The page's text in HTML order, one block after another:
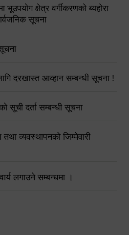
भूउपयोग क्षेत्र वर्गीकरणको ब्यहोरा
सूचना
दरखास्त आव्हान सम्बन्धी सूचना !
सूची दर्ता सम्बन्धी सूचना
व्यवस्थापनको जिम्मेवारी
लगाउने सम्बन्धमा ।